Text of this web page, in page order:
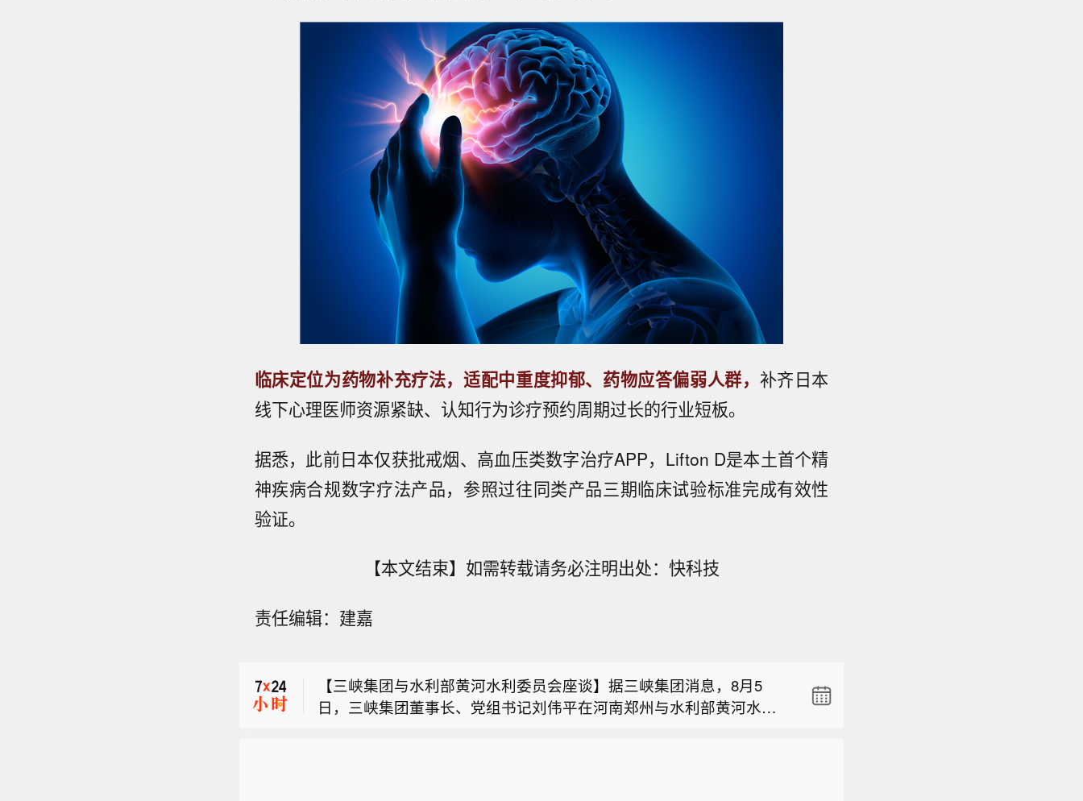
临床定位为药物补充疗法，适配中重度抑郁、药物应答偏弱人群， 补齐日本
线下心理医师资源紧缺、认知行为诊疗预约周期过长的行业短板。
据悉，此前日本仅获批戒烟、高血压类数字治疗APP，Lifton D是本土首个精
神疾病合规数字疗法产品，参照过往同类产品三期临床试验标准完成有效性
验证。
【本文结束】如需转载请务必注明出处：快科技
责任编辑：建嘉运营能力的大型民爆企业集团】工业和信息化部印发《民用爆炸物品
强国际运营能力的大型民爆企业集团。有效防范行业“内卷”，企业效益
和从业人员收入水平稳中有进。绿色制造技术持续升级，绿色工厂快
【三峡集团与水利部黄河水利委员会座谈】据三峡集团消息，8月5
日，三峡集团董事长、党组书记刘伟平在河南郑州与水利部黄河水利